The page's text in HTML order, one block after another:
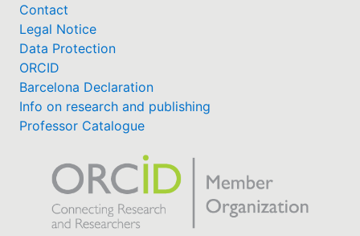
Contact
Legal Notice
Data Protection
ORCID
Barcelona Declaration
Info on research and publishing
Professor Catalogue